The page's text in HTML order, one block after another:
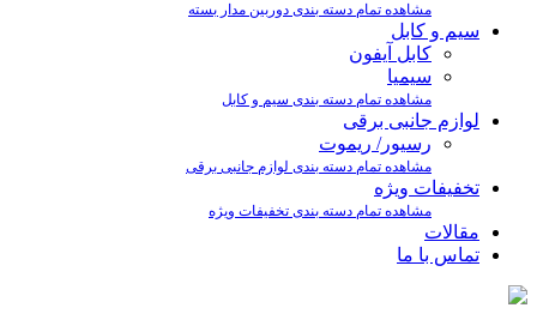
مشاهده تمام دسته بندی دوربین مدار بسته
سیم و کابل
کابل آیفون
سیمیا
مشاهده تمام دسته بندی سیم و کابل
لوازم جانبی برقی
رسیور/ ریموت
مشاهده تمام دسته بندی لوازم جانبی برقی
تخفیفات ویژه
مشاهده تمام دسته بندی تخفیفات ویژه
مقالات
تماس با ما